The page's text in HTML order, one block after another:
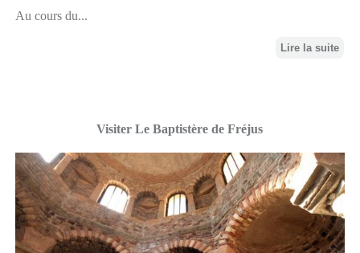
Au cours du...
Lire la suite
Visiter Le Baptistère de Fréjus